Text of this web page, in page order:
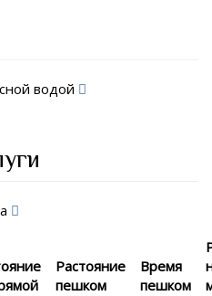
водой
Растояние
пешком
Время
пешком